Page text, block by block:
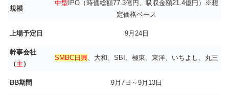
規模
中型IPO（時価総額77.3億円、吸収金額21.4億円）※想
定価格ベース
上場予定日 9月24日
幹事会社
（主 ）
SMBC日興 、大和、SBI、極東、東洋、いちよし、丸三
BB期間 9月7日～9月13日